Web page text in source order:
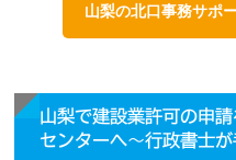
山梨の北口事務サポ
山梨で建設業許可の申
センターへ～行政書士